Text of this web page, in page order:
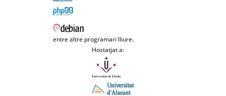
entre altre programari lliure.
Hostatjat a: